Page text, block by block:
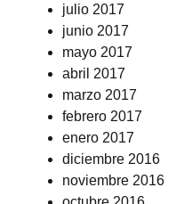
julio 2017
junio 2017
mayo 2017
abril 2017
marzo 2017
febrero 2017
enero 2017
diciembre 2016
noviembre 2016